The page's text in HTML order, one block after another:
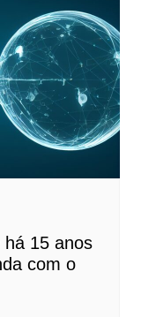
há 15 anos
com o